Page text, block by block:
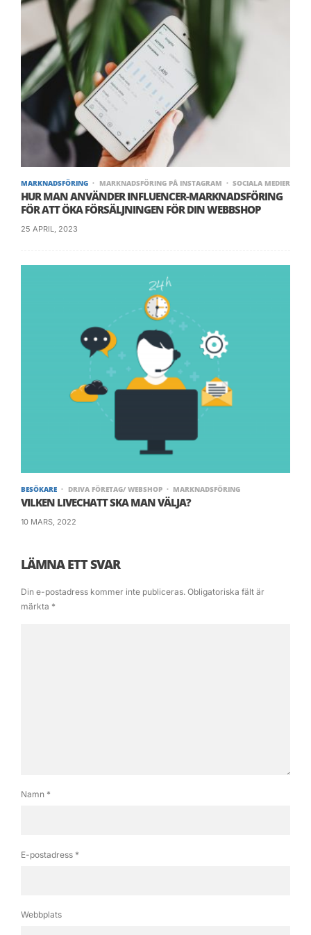
Bli kreativ, bli annorlunda än dina konkurrenter,
bli social med dina kunder och för dialog med
dem utanför Sociala Medier också.
MARKNADSFÖRING MARKNADSFÖRING PÅ INSTAGRAM SOCIALA MEDIER
HUR MAN ANVÄNDER INFLUENCER-MARKNADSFÖRING
FÖR ATT ÖKA FÖRSÄLJNINGEN FÖR DIN WEBBSHOP
25 APRIL, 2023
BESÖKARE DRIVA FÖRETAG/ WEBSHOP MARKNADSFÖRING
VILKEN LIVECHATT SKA MAN VÄLJA?
10 MARS, 2022
LÄMNA ETT SVAR
Din e-postadress kommer inte publiceras. Obligatoriska fält är
märkta *
Namn *
E-postadress *
Webbplats